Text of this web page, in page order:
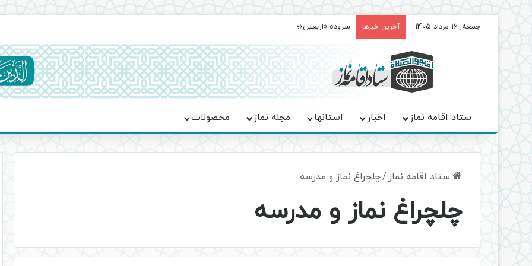
جمعه, 16 مرداد 1405 آخرین خبرها سروده‌ «اربعین»؛ روایت حماسه، استقامت و تمدن‌سازی امت اسلامی
ستاد اقامه نماز اخبار استانها مجله نماز محصولات
ستاد اقامه نماز /چلچراغ نماز و مدرسه
چلچراغ نماز و مدرسه